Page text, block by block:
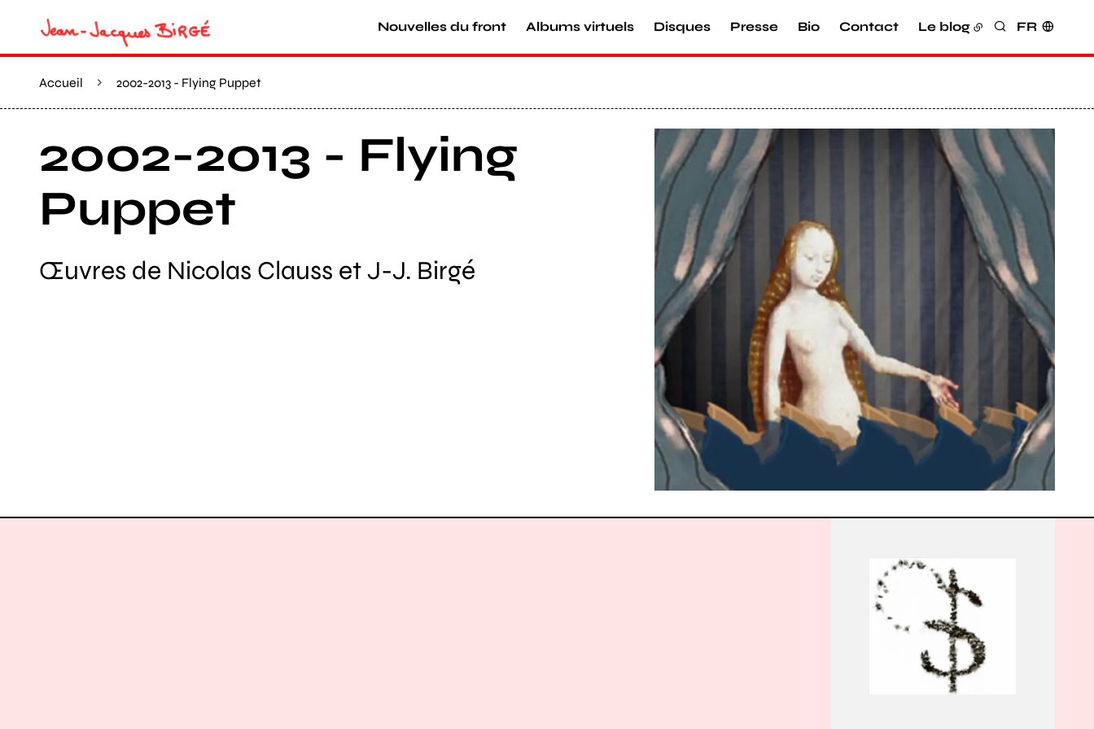
Nouvelles du front Albums virtuels Disques Presse Bio Contact Le blog Rechercher
FR
Accueil 2002-2013 - Flying Puppet
2002-2013 - Flying
Puppet
Œuvres de Nicolas Clauss et J-J. Birgé
Agrandir